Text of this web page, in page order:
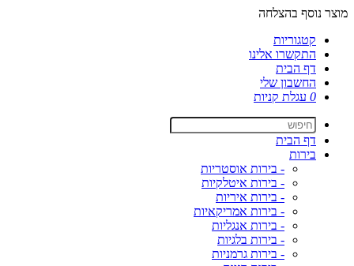
מוצר נוסף בהצלחה
קטגוריות
התקשרו אלינו
דף הבית
החשבון שלי
0 עגלת קניות
דף הבית
בירות
- בירות אוסטריות
- בירות איטלקיות
- בירות איריות
- בירות אמריקאיות
- בירות אנגליות
- בירות בלגיות
- בירות גרמניות